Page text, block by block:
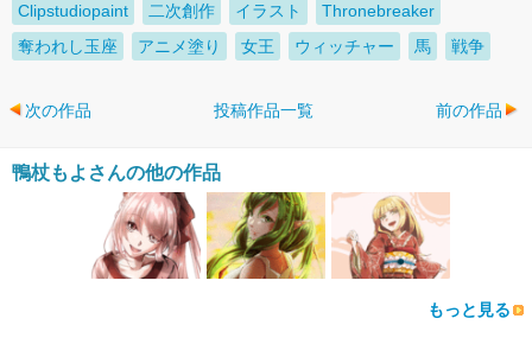
Clipstudiopaint 二次創作 イラスト
Thronebreaker
奪われし玉座
アニメ塗り 女王 ウィッチャー 馬 戦争
次の作品 投稿作品一覧 前の作品
鴨杖もよさんの他の作品
もっと見る